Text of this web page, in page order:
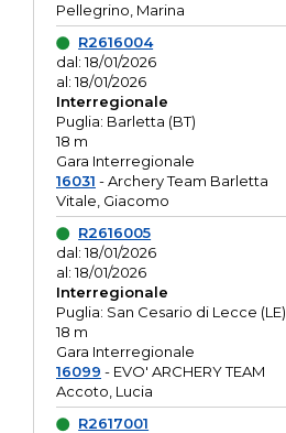
Pellegrino, Marina
R2616004
dal: 18/01/2026
al: 18/01/2026
Interregionale
Puglia: Barletta (BT)
18 m
Gara Interregionale
16031 - Archery Team Barletta
Vitale, Giacomo
R2616005
dal: 18/01/2026
al: 18/01/2026
Interregionale
Puglia: San Cesario di Lecce (LE)
18 m
Gara Interregionale
16099 - EVO' ARCHERY TEAM
Accoto, Lucia
R2617001